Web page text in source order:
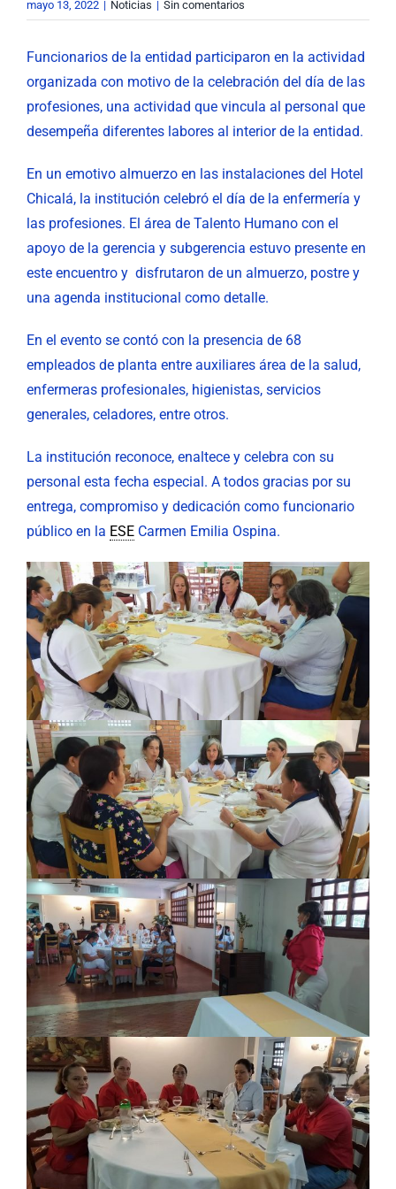
mayo 13, 2022 | Noticias | Sin comentarios
Funcionarios de la entidad participaron en la actividad
organizada con motivo de la celebración del día de las
profesiones, una actividad que vincula al personal que
desempeña diferentes labores al interior de la entidad.
En un emotivo almuerzo en las instalaciones del Hotel
Chicalá, la institución celebró el día de la enfermería y
las profesiones. El área de Talento Humano con el
apoyo de la gerencia y subgerencia estuvo presente en
este encuentro y disfrutaron de un almuerzo, postre y
una agenda institucional como detalle.
En el evento se contó con la presencia de 68
empleados de planta entre auxiliares área de la salud,
enfermeras profesionales, higienistas, servicios
generales, celadores, entre otros.
La institución reconoce, enaltece y celebra con su
personal esta fecha especial. A todos gracias por su
entrega, compromiso y dedicación como funcionario
público en la ESE Carmen Emilia Ospina.